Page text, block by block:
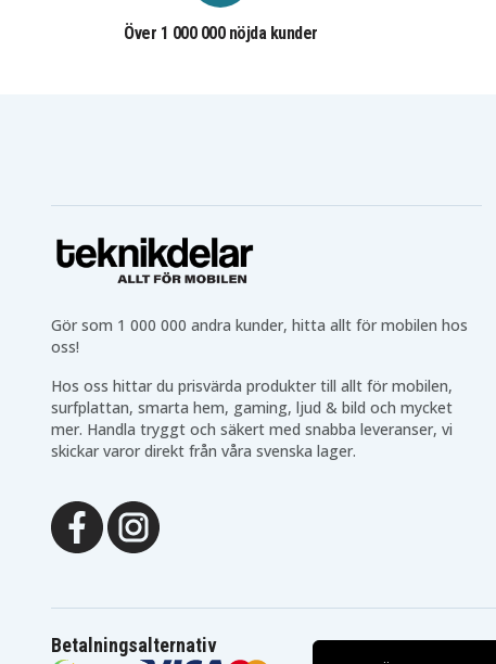
Över 1 000 000 nöjda kunder
Gör som 1 000 000 andra kunder, hitta allt för mobilen hos
oss!
Hos oss hittar du prisvärda produkter till allt för mobilen,
surfplattan, smarta hem, gaming, ljud & bild och mycket
mer. Handla tryggt och säkert med snabba leveranser, vi
skickar varor direkt från våra svenska lager.
Betalningsalternativ